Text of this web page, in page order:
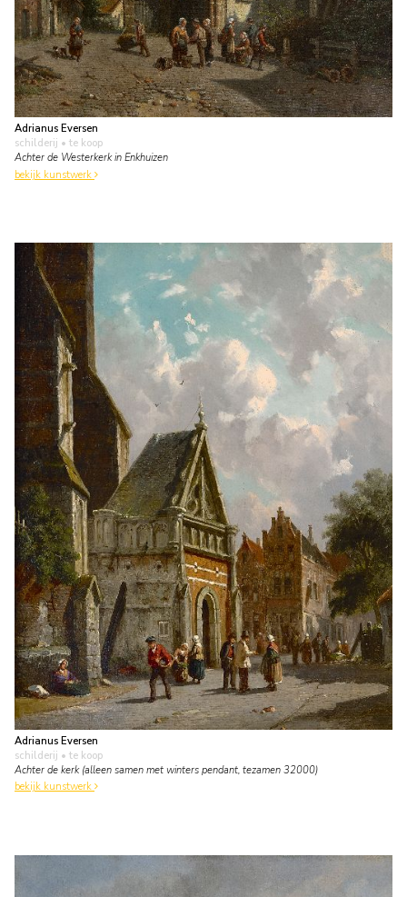
Adrianus Eversen
schilderij • te koop
Achter de Westerkerk in Enkhuizen
bekijk kunstwerk
Adrianus Eversen
schilderij • te koop
Achter de kerk (alleen samen met winters pendant, tezamen 32000)
bekijk kunstwerk